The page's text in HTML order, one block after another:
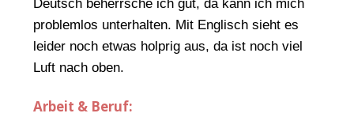
Deutsch beherrsche ich gut, da kann ich mich
problemlos unterhalten. Mit Englisch sieht es
leider noch etwas holprig aus, da ist noch viel
Luft nach oben.
Arbeit & Beruf: